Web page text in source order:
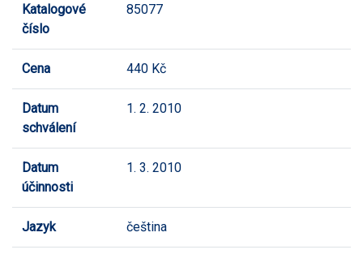
Katalogové
číslo
85077
Cena 440 Kč
Datum
schválení
1. 2. 2010
Datum
účinnosti
1. 3. 2010
Jazyk čeština